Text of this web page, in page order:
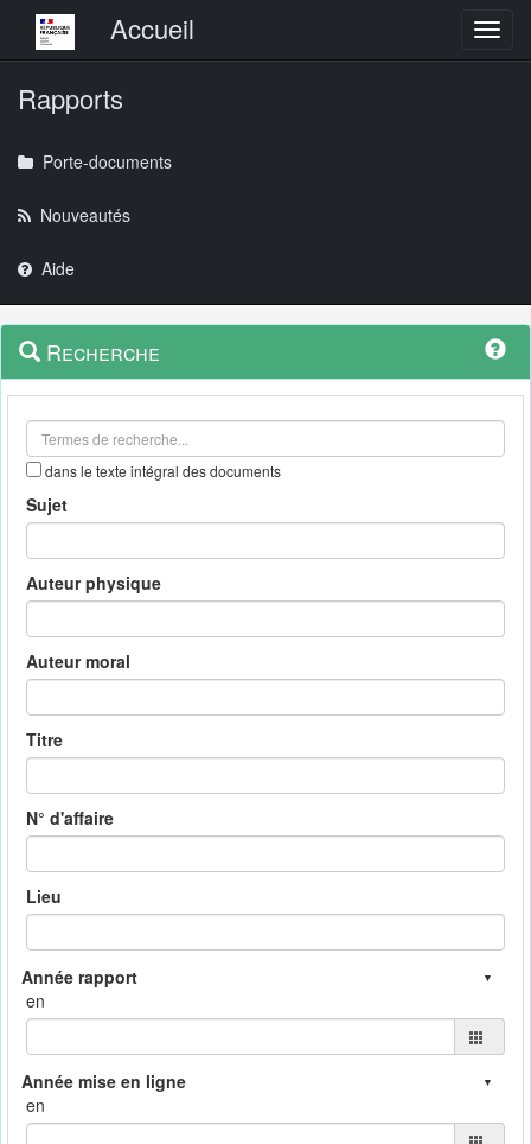
Menu principalAccueil
Rapports
Porte-documents
Nouveautés
Aide
Navigation
outils
Menu
contextuel
Recherche
dans le texte intégral des documents
Sujet
Auteur physique
Auteur moral
Titre
N° d'affaire
Lieu
en
en